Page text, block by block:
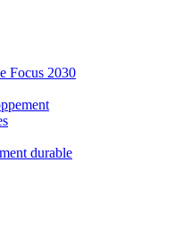
Focus 2030
durable